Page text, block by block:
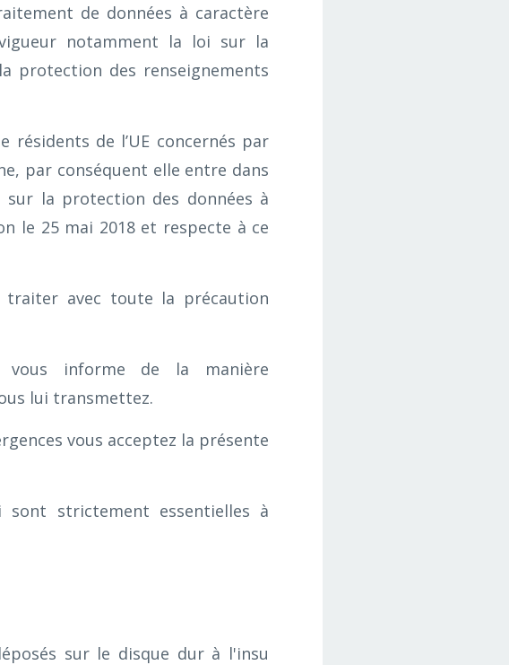
de données à caractère
notamment la loi sur la
protection des renseignements
résidents de l’UE concernés par
par conséquent elle entre dans
sur la protection des données à
le 25 mai 2018 et respecte à ce
traiter avec toute la précaution
informe de la manière
lui transmettez.
vous acceptez la présente
sont strictement essentielles à
sur le disque dur à l'insu